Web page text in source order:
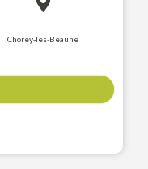
Chorey-les-Beaune